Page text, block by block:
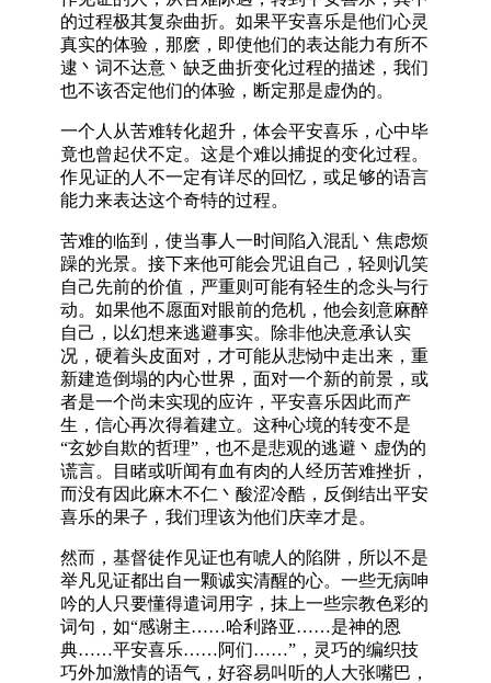
的过程极其复杂曲折。如果平安喜乐是他们心灵
真实的体验，那麽，即使他们的表达能力有所不
逮丶词不达意丶缺乏曲折变化过程的描述，我们
也不该否定他们的体验，断定那是虚伪的。
一个人从苦难转化超升，体会平安喜乐，心中毕
竟也曾起伏不定。这是个难以捕捉的变化过程。
作见证的人不一定有详尽的回忆，或足够的语言
能力来表达这个奇特的过程。
苦难的临到，使当事人一时间陷入混乱丶焦虑烦
躁的光景。接下来他可能会咒诅自己，轻则讥笑
自己先前的价值，严重则可能有轻生的念头与行
动。如果他不愿面对眼前的危机，他会刻意麻醉
自己，以幻想来逃避事实。除非他决意承认实
况，硬着头皮面对，才可能从悲恸中走出来，重
新建造倒塌的内心世界，面对一个新的前景，或
者是一个尚未实现的应许，平安喜乐因此而产
生，信心再次得着建立。这种心境的转变不是
“玄妙自欺的哲理”，也不是悲观的逃避丶虚伪的
谎言。目睹或听闻有血有肉的人经历苦难挫折，
而没有因此麻木不仁丶酸涩冷酷，反倒结出平安
喜乐的果子，我们理该为他们庆幸才是。
然而，基督徒作见证也有唬人的陷阱，所以不是
举凡见证都出自一颗诚实清醒的心。一些无病呻
吟的人只要懂得遣词用字，抹上一些宗教色彩的
词句，如“感谢主……哈利路亚……是神的恩
典……平安喜乐……阿们……”，灵巧的编织技
巧外加激情的语气，好容易叫听的人大张嘴巴，